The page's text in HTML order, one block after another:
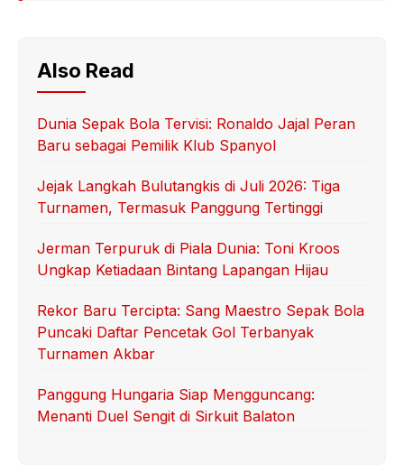
Also Read
Dunia Sepak Bola Tervisi: Ronaldo Jajal Peran
Baru sebagai Pemilik Klub Spanyol
Jejak Langkah Bulutangkis di Juli 2026: Tiga
Turnamen, Termasuk Panggung Tertinggi
Jerman Terpuruk di Piala Dunia: Toni Kroos
Ungkap Ketiadaan Bintang Lapangan Hijau
Rekor Baru Tercipta: Sang Maestro Sepak Bola
Puncaki Daftar Pencetak Gol Terbanyak
Turnamen Akbar
Panggung Hungaria Siap Mengguncang:
Menanti Duel Sengit di Sirkuit Balaton